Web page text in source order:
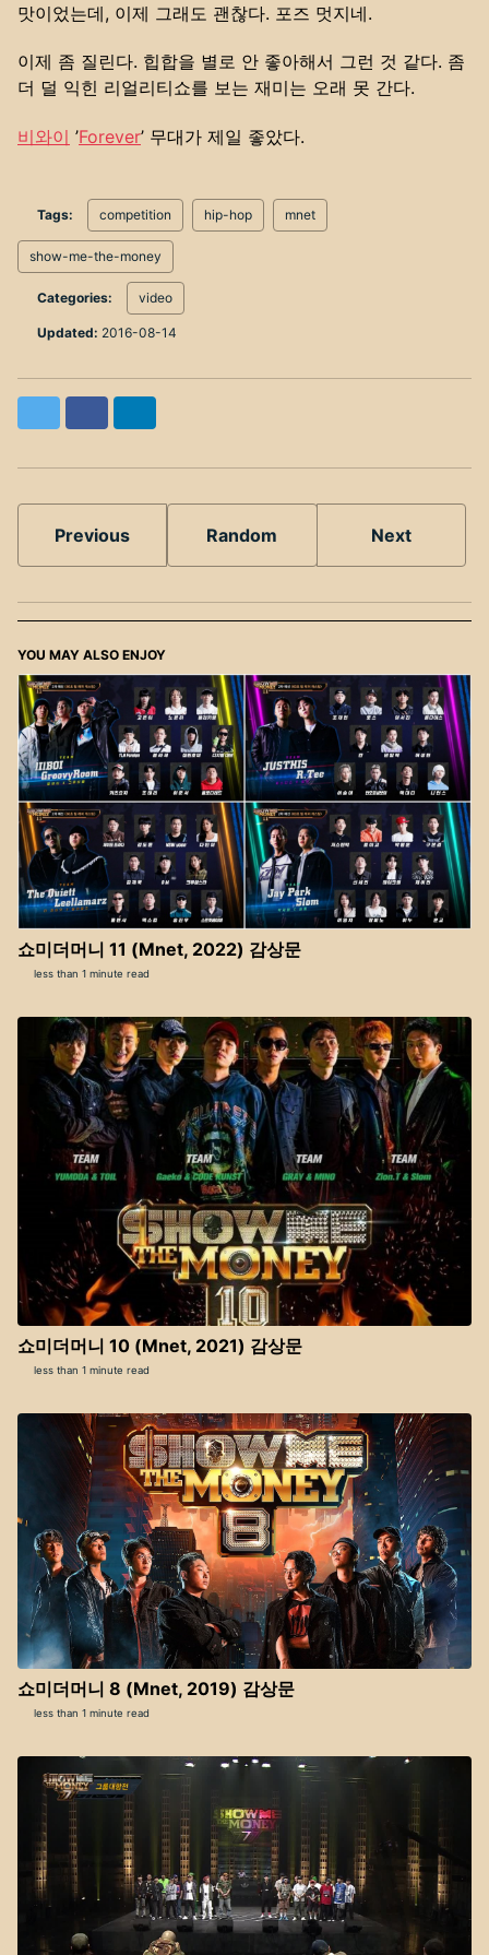
맛이었는데, 이제 그래도 괜찮다. 포즈 멋지네.
이제 좀 질린다. 힙합을 별로 안 좋아해서 그런 것 같다. 좀
더 덜 익힌 리얼리티쇼를 보는 재미는 오래 못 간다.
비와이 ’Forever’ 무대가 제일 좋았다.
Tags: competition hip-hop mnet
show-me-the-money
Categories: video
Updated: 2016-08-14
Previous Random Next
YOU MAY ALSO ENJOY
쇼미더머니 11 (Mnet, 2022) 감상문
less than 1 minute read
쇼미더머니 10 (Mnet, 2021) 감상문
less than 1 minute read
쇼미더머니 8 (Mnet, 2019) 감상문
less than 1 minute read